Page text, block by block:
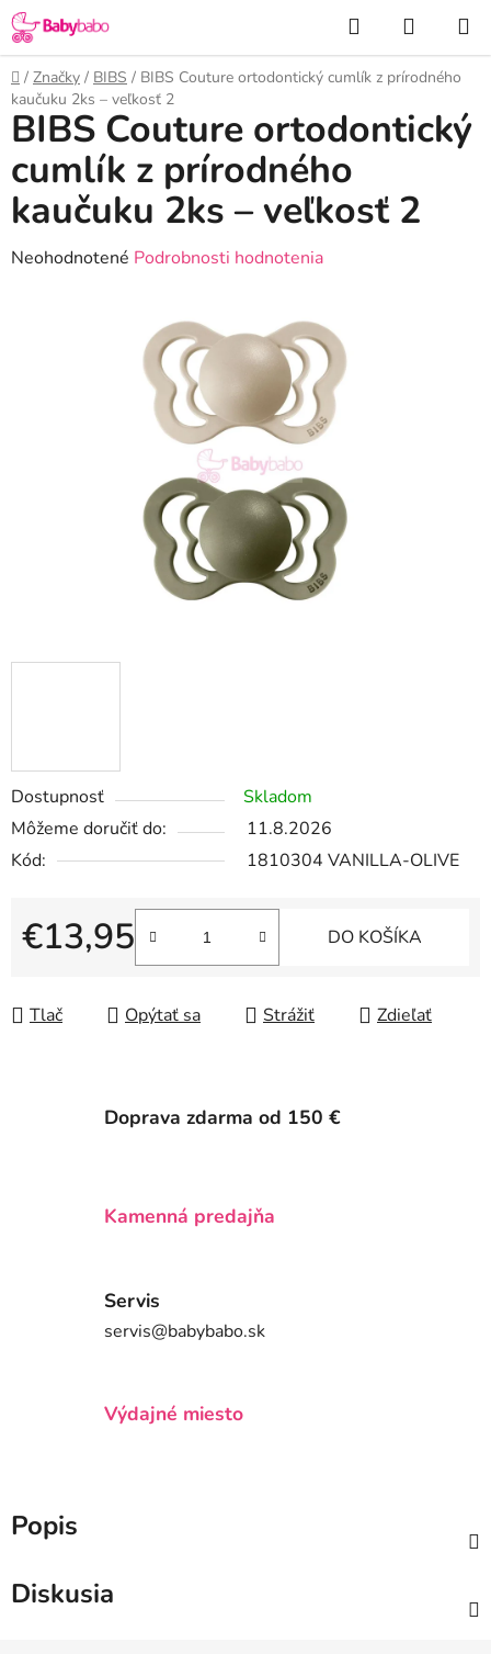
Prejsť
na
obsah
Hľadať
KOŠÍK
Domov
/ Značky / BIBS / BIBS Couture ortodontický cumlík z prírodného
kaučuku 2ks – veľkosť 2
Dostupnosť
Skladom
Môžeme doručiť do:
11.8.2026
Kód:
1810304 VANILLA-OLIVE
€13,95
Jednotková cena:
DO KOŠÍKA
Tlač Opýtať sa Strážiť Zdieľať
BIBS Couture ortodontický
cumlík z prírodného
kaučuku 2ks – veľkosť 2
Priemerné
Neohodnotené Podrobnosti hodnotenia
Doprava zdarma od 150 €
Kamenná predajňa
Servis
servis@babybabo.sk
Výdajné miesto
Popis
Diskusia